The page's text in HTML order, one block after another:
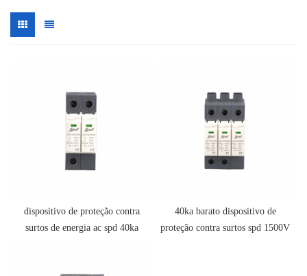
dispositivo de proteção contra
surtos de energia ac spd 40ka
40ka barato dispositivo de
proteção contra surtos spd 1500V